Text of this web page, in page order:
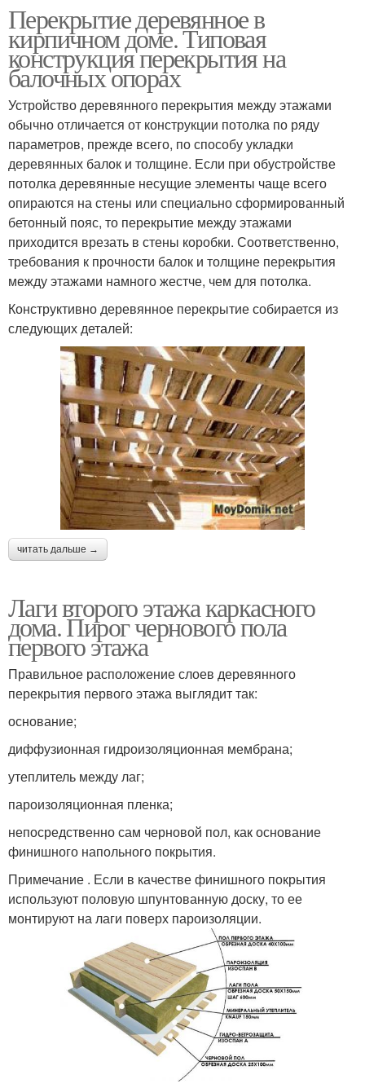
Перекрытие деревянное в
кирпичном доме. Типовая
конструкция перекрытия на
балочных опорах
Устройство деревянного перекрытия между этажами
обычно отличается от конструкции потолка по ряду
параметров, прежде всего, по способу укладки
деревянных балок и толщине. Если при обустройстве
потолка деревянные несущие элементы чаще всего
опираются на стены или специально сформированный
бетонный пояс, то перекрытие между этажами
приходится врезать в стены коробки. Соответственно,
требования к прочности балок и толщине перекрытия
между этажами намного жестче, чем для потолка.
Конструктивно деревянное перекрытие собирается из
следующих деталей:
читать дальше →
Лаги второго этажа каркасного
дома. Пирог чернового пола
первого этажа
Правильное расположение слоев деревянного
перекрытия первого этажа выглядит так:
основание;
диффузионная гидроизоляционная мембрана;
утеплитель между лаг;
пароизоляционная пленка;
непосредственно сам черновой пол, как основание
финишного напольного покрытия.
Примечание . Если в качестве финишного покрытия
используют половую шпунтованную доску, то ее
монтируют на лаги поверх пароизоляции.